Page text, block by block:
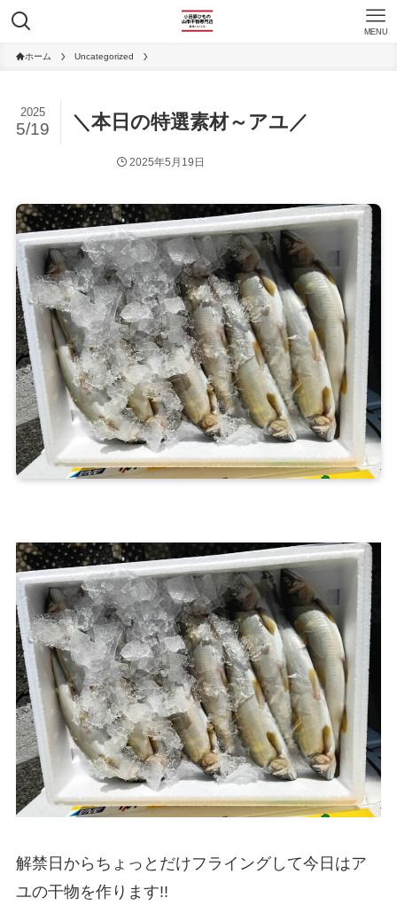
MENU
ホーム Uncategorized
＼本日の特選素材～アユ／
2025
5/19
2025年5月19日
解禁日からちょっとだけフライングして今日はア
ユの干物を作ります!!